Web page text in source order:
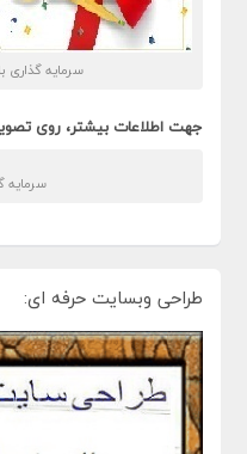
سرمایه گذاری
جهت اطلاعات بیشتر، روی
سرمایه
طراحی وبسایت حرفه ای: